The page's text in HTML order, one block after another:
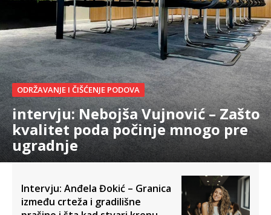
ODRŽAVANJE I ČIŠĆENJE PODOVA
intervju: Nebojša Vujnović – Zašto
kvalitet poda počinje mnogo pre
ugradnje
Intervju: Anđela Đokić – Granica
između crteža i gradilišne